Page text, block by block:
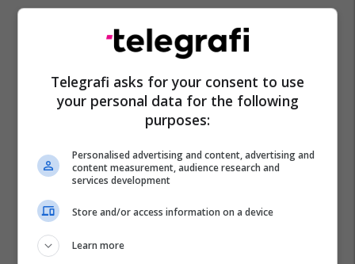
Telegrafi asks for your consent to use
your personal data for the following
purposes:
Personalised advertising and content, advertising and
content measurement, audience research and
services development
Store and/or access information on a device
Learn more